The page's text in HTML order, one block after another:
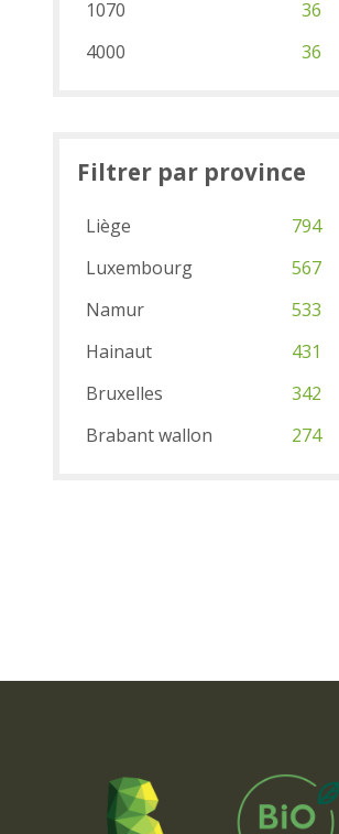
1070
36
4000
36
Filtrer par province
Liège
794
Luxembourg
567
Namur
533
Hainaut
431
Bruxelles
342
Brabant wallon
274